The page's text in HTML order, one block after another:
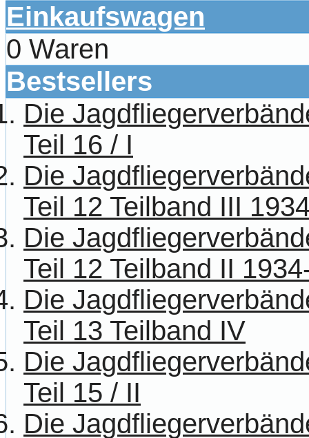
Einkaufswagen
0 Waren
Bestsellers
Die
Teil 16 / I
Die
Teil 12 Teilband III
Die
Teil 12 Teilband II
Die
Teil 13 Teilband IV
Die
Teil 15 / II
Die